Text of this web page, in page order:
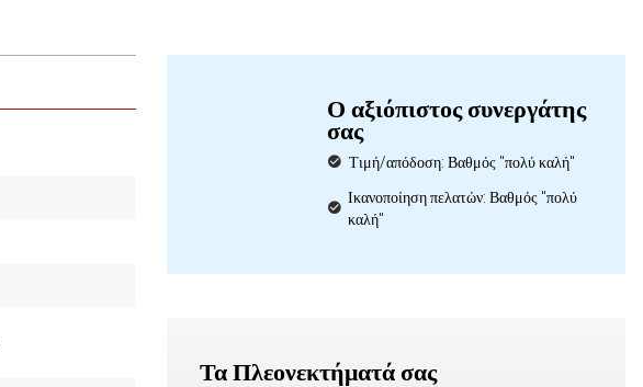
Ο αξιόπιστος συνεργάτης
σας
Τιμή/απόδοση: Βαθμός "πολύ καλή"
Ικανοποίηση πελατών: Βαθμός "πολύ
καλή"
Τα Πλεονεκτήματά σας